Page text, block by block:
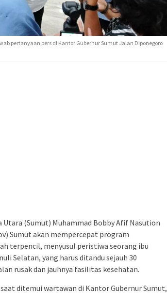
pertanyaan pers di Kantor Gubernur Sumut Jalan Diponegoro
Utara (Sumut) Muhammad Bobby Afif Nasution
Sumut akan mempercepat program
terpencil, menyusul peristiwa seorang ibu
Selatan, yang harus ditandu sejauh 30
rusak dan jauhnya fasilitas kesehatan.
ditemui wartawan di Kantor Gubernur Sumut,